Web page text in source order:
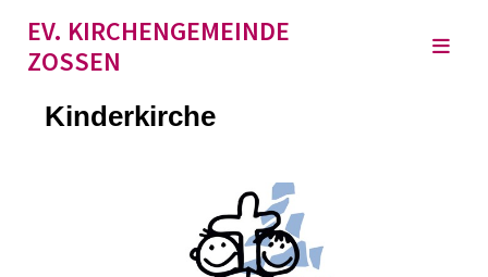
EV. KIRCHENGEMEINDE
ZOSSEN
Kinderkirche